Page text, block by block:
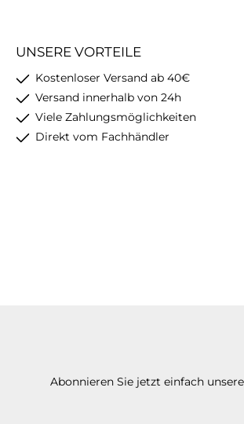
UNSERE VORTEILE
Kostenloser Versand ab 40€
Versand innerhalb von 24h
Viele Zahlungsmöglichkeiten
Direkt vom Fachhändler
Abonnieren Sie jetzt einfach